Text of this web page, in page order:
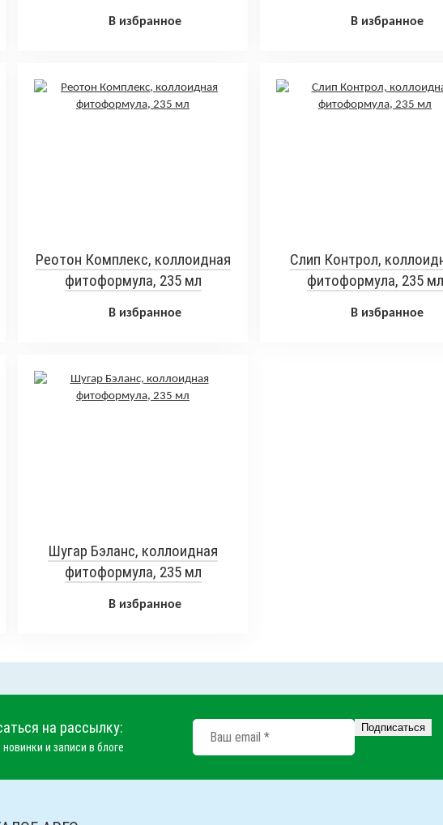
В избранное В избранное
Реотон Комплекс, коллоидная
фитоформула, 235 мл
В избранное
Слип Контрол,
фитоформула, 235 мл
В избранное
Шугар Бэланс, коллоидная
фитоформула, 235 мл
В избранное
на рассылку:
новинки и записи в блоге